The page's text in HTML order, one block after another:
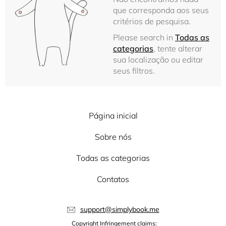
que corresponda aos seus
critérios de pesquisa.
Please search in Todas as
categorias, tente alterar
sua localização ou editar
seus filtros.
Página inicial
Sobre nós
Todas as categorias
Contatos
support@simplybook.me
Copyright Infringement claims: